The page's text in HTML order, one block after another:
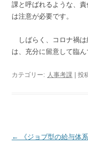
課と呼ばれるような、
は注意が必要です。
しばらく、コロナ禍は
は、充分に留意して臨ん
カテゴリー: 人事考課 | 投
投
← 《ジョブ型の給与体系